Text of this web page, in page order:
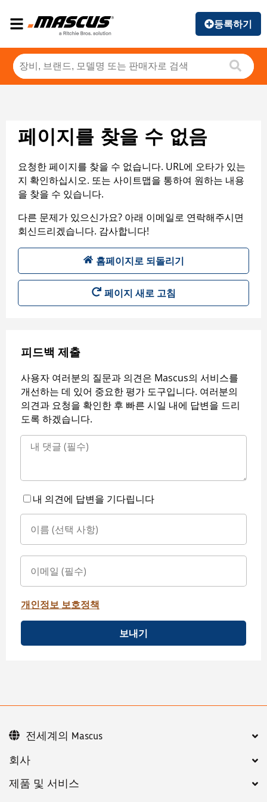
등록하기
페이지를 찾을 수 없음
요청한 페이지를 찾을 수 없습니다. URL에 오타가 있는
지 확인하십시오. 또는 사이트맵을 통하여 원하는 내용
을 찾을 수 있습니다.
다른 문제가 있으신가요? 아래 이메일로 연락해주시면
회신드리겠습니다. 감사합니다!
홈페이지로 되돌리기
페이지 새로 고침
피드백 제출
사용자 여러분의 질문과 의견은 Mascus의 서비스를
개선하는 데 있어 중요한 평가 도구입니다. 여러분의
의견과 요청을 확인한 후 빠른 시일 내에 답변을 드리
도록 하겠습니다.
내 의견에 답변을 기다립니다
개인정보 보호정책
보내기
회사
제품 및 서비스
전세계의 Mascus